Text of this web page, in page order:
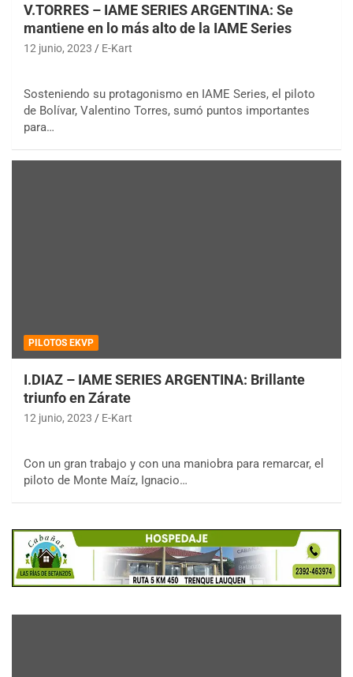
V.TORRES – IAME SERIES ARGENTINA: Se
mantiene en lo más alto de la IAME Series
12 junio, 2023 E-Kart
Sosteniendo su protagonismo en IAME Series, el piloto
de Bolívar, Valentino Torres, sumó puntos importantes
para…
PILOTOS EKVP
I.DIAZ – IAME SERIES ARGENTINA: Brillante
triunfo en Zárate
12 junio, 2023 E-Kart
Con un gran trabajo y con una maniobra para remarcar, el
piloto de Monte Maíz, Ignacio…